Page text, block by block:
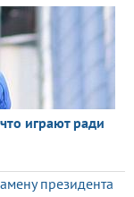
играют ради
президента